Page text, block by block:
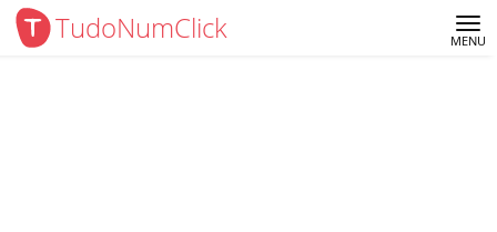
TudoNumClick MENU